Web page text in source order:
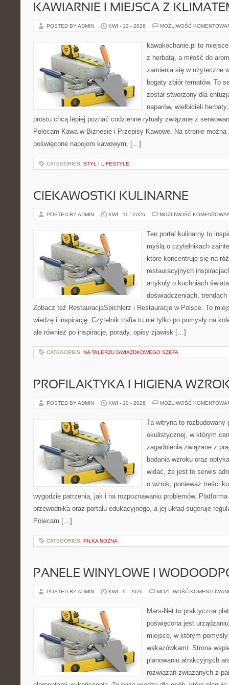
KAWIARNIE I MIEJSCA Z
POSTED BY ADMIN KWI - 12 - 2026 MOŻLIWOŚĆ
kawakochanie.pl to
z herbatą, a miłość do
zamienia się w użyteczne
bogaty zbiór tematów. To
został stworzony dla
naparów, wielbicieli
prostu chcą lepiej poznać codzienne rytuały związane z
Polecam Kawa w Biznesie i Przepisy Kawowe. Na stronie
poświęcone napojom kawowym, […]
CATEGORIES: STYL I LIFESTYLE
CIEKAWOSTKI KULINARNE
POSTED BY ADMIN KWI - 11 - 2026 MOŻLIWOŚĆ
Ten portal kulinarny to
myślą o czytelnikach
które koncentruje się na
restauracyjnych
artykuły o kuchniach
doświadczeniach,
Zobacz też RestauracjaSpichlerz i Restauracje w Polsce. To
wiedzę i inspirację. Czytelnik trafia tu nie tylko po pomysły na
ale również po inspiracje, porady, opisy zjawisk […]
CATEGORIES: NA TALERZU GWIAZDKOWEGO SZEFA
PROFILAKTYKA I HIGIENA
POSTED BY ADMIN KWI - 10 - 2026 MOŻLIWOŚĆ
Ta witryna to
okulistycznej, w którym
zagadnienia związane z
badania wzroku oraz
widać, że jest to serwis
o wzrok, ponieważ treści
wygodzie patrzenia, jak i na rozpoznawaniu problemów.
przewodnika oraz portalu edukacyjnego, a jej układ sugeruje
Polecam […]
CATEGORIES: PIŁKA NOŻNA
PANELE WINYLOWE I
POSTED BY ADMIN KWI - 9 - 2026 MOŻLIWOŚĆ
Mars-Net to praktyczna
poświęcona jest
miejsce, w którym
wskazówkami. Strona
planowaniu atrakcyjnych
rozwiązań związanych z